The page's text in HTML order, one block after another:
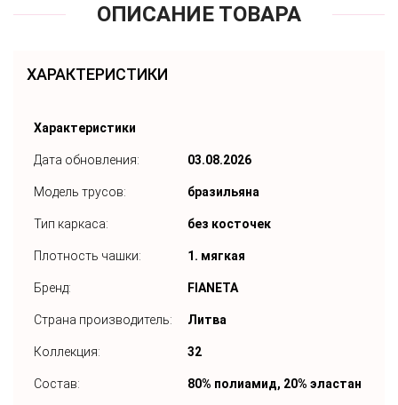
ОПИСАНИЕ ТОВАРА
ХАРАКТЕРИСТИКИ
Характеристики
Дата обновления: 03.08.2026
Модель трусов: бразильяна
Тип каркаса: без косточек
Плотность чашки: 1. мягкая
Бренд: FIANETA
Страна производитель: Литва
Коллекция: 32
Состав: 80% полиамид, 20% эластан